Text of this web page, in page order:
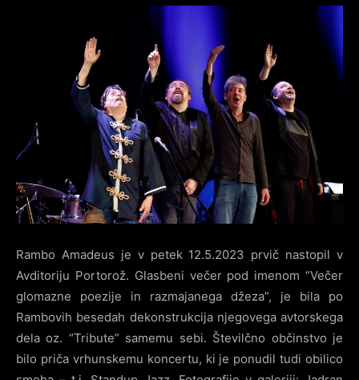
Rambo Amadeus je v petek 12.5.2023 prvič nastopil v
Avditoriju Portorož. Glasbeni večer pod imenom “Večer
glomazne poezije in razmajanega džeza”, je bila po
Rambovih besedah dekonstrukcija njegovega avtorskega
dela oz. “Tribute” samemu sebi. Številčno občinstvo je
bilo priča vrhunskemu koncertu, ki je ponudil tudi obilico